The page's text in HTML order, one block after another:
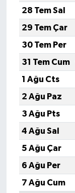
28 Tem Sal
29 Tem Çar
30 Tem Per
31 Tem Cum
1 Ağu Cts
2 Ağu Paz
3 Ağu Pts
4 Ağu Sal
5 Ağu Çar
6 Ağu Per
7 Ağu Cum